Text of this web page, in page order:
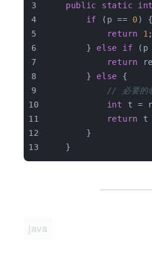
public static int
if (p == 0) {
return
1 ;
        }
else if (p
return
        }
else {
// 必要的
int
t =
return t
        }
    }
java